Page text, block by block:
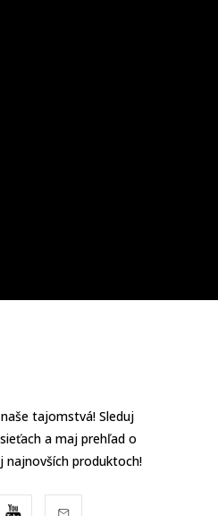
tajomstvá! Sleduj
a maj prehľad o
najnovších produktoch!